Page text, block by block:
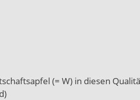
(= W) in diesen